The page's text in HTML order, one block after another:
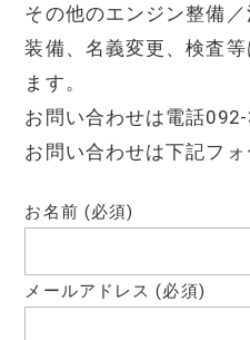
その他のエンジン整備
装備、名義変更、検査
ます。
お問い合わせは電話
お問い合わせは下記フォ
お名前 (必須)
メールアドレス (必須)